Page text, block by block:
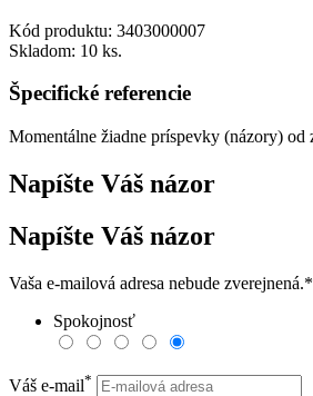
Kód produktu: 3403000007
Skladom: 10 ks.
Špecifické referencie
Momentálne žiadne príspevky (názory) od
Napíšte Váš názor
Napíšte Váš názor
Vaša e-mailová adresa nebude zverejnená.*
Spokojnosť
Váš e-mail*